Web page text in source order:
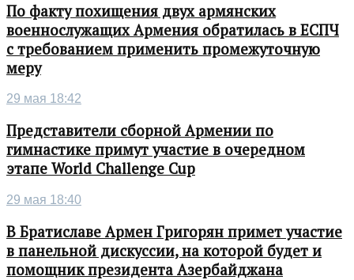
По факту похищения двух армянских
военнослужащих Армения обратилась в ЕСПЧ
с требованием применить промежуточную
меру
29 мая 18:42
Представители сборной Армении по
гимнастике примут участие в очередном
этапе World Challenge Cup
29 мая 18:40
В Братиславе Армен Григорян примет участие
в панельной дискуссии, на которой будет и
помощник президента Азербайджана